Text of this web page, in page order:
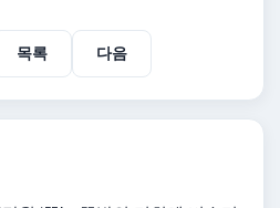
목록 다음